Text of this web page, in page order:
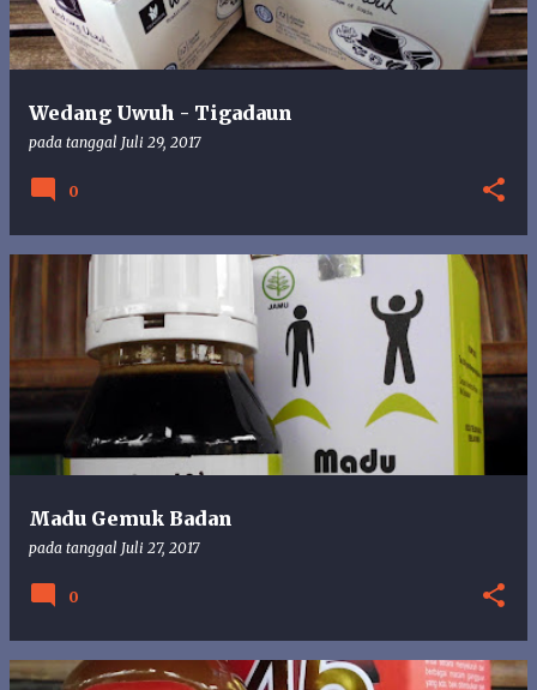
Wedang Uwuh - Tigadaun
pada tanggal Juli 29, 2017
0
Madu Gemuk Badan
pada tanggal Juli 27, 2017
0